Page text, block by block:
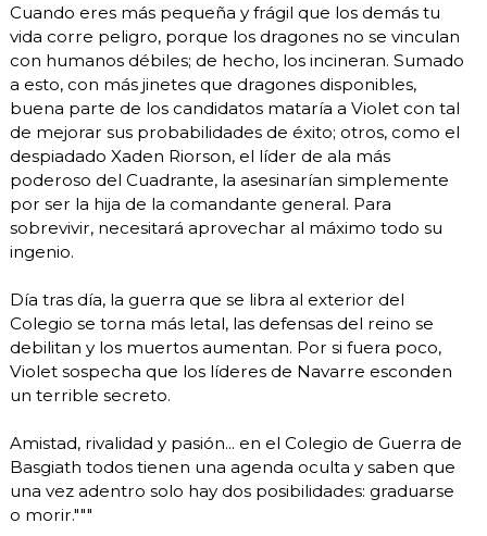
Cuando eres más pequeña y frágil que los demás tu
vida corre peligro, porque los dragones no se vinculan
con humanos débiles; de hecho, los incineran. Sumado
a esto, con más jinetes que dragones disponibles,
buena parte de los candidatos mataría a Violet con tal
de mejorar sus probabilidades de éxito; otros, como el
despiadado Xaden Riorson, el líder de ala más
poderoso del Cuadrante, la asesinarían simplemente
por ser la hija de la comandante general. Para
sobrevivir, necesitará aprovechar al máximo todo su
ingenio.
Día tras día, la guerra que se libra al exterior del
Colegio se torna más letal, las defensas del reino se
debilitan y los muertos aumentan. Por si fuera poco,
Violet sospecha que los líderes de Navarre esconden
un terrible secreto.
Amistad, rivalidad y pasión... en el Colegio de Guerra de
Basgiath todos tienen una agenda oculta y saben que
una vez adentro solo hay dos posibilidades: graduarse
o morir."""